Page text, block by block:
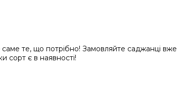
те, що потрібно! Замовляйте саджанці вже
сорт є в наявності!